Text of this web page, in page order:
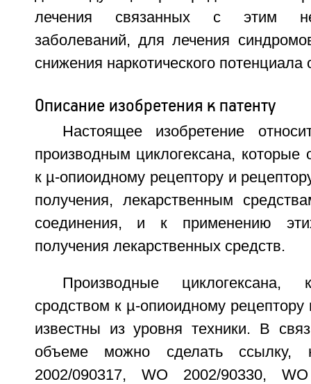
лечения связанных с этим
заболеваний, для лечения
снижения наркотического потенциала
Описание изобретения к патенту
Настоящее изобретение
производным циклогексана, которые
к µ-опиоидному рецептору и
получения, лекарственным
соединения, и к применению
получения лекарственных средств.
Производные циклогексана,
сродством к µ-опиоидному рецептору
известны из уровня техники. В
объеме можно сделать ссылку,
2002/090317, WO 2002/90330,